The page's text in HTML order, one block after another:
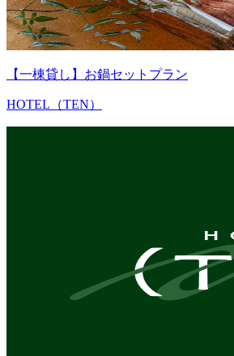
【一棟貸し】お鍋セットプラン
HOTEL（TEN）